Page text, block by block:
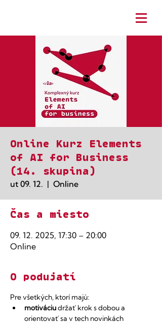
Online Kurz Elements
of AI for Business
(14. skupina)
ut 09. 12.
  |
Online
Čas a miesto
09. 12. 2025, 17:30 – 20:00
Online
O podujatí
Pre všetkých, ktorí majú:
motiváciu držať krok s dobou a
orientovať sa v tech novinkách